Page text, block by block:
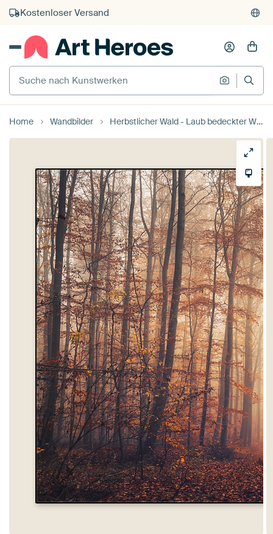
Kauf auf Rechnung
Individueller Druck auf Bestellung
Suche nach Kunstwerken
Suche
Home Wandbilder Herbstlicher Wald - Laub bedeckter Weg im Buchenwald von Catrin Grabowski